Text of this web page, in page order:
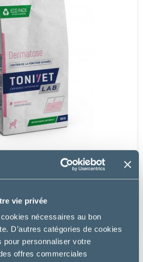
vie privée
nécessaires au bon
D’autres catégories de cookies
pour personnaliser votre
offres commerciales
à partir de
30.49€